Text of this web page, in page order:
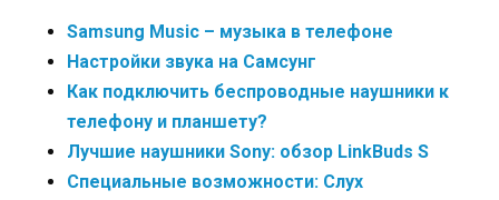
Samsung Music – музыка в телефоне
Настройки звука на Самсунг
Как подключить беспроводные наушники к
телефону и планшету?
Лучшие наушники Sony: обзор LinkBuds S
Специальные возможности: Слух